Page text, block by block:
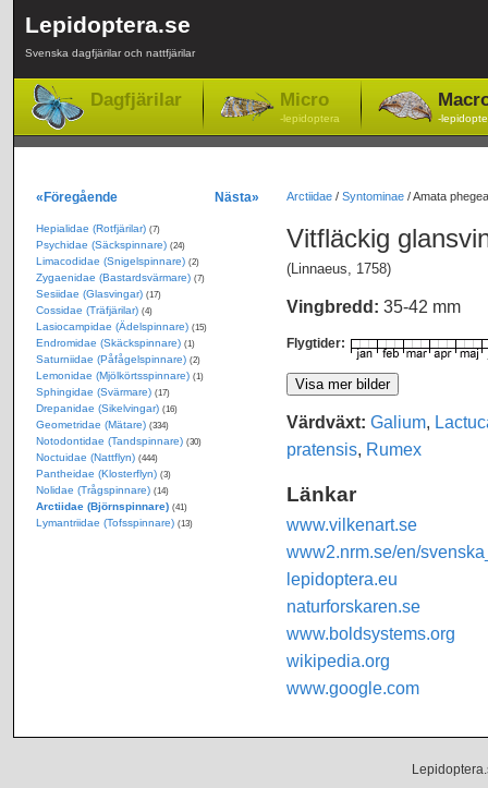
Lepidoptera.se
Svenska dagfjärilar och nattfjärilar
Dagfjärilar Micro
-lepidoptera -
Arctiidae/ Syntominae/Amata
Vitfläckig
(Linnaeus, 1758)
Vingbredd: 35-42 mm
Flygtider:
Värdväxt: Galium,
pratensis, Rumex
Länkar
www.vilkenart.se
www2.nrm.se/en/
lepidoptera.eu
naturforskaren.se
www.boldsystems.org
wikipedia.org
www.google.com
«Föregående Nästa»
Hepialidae (Rotfjärilar) (7)
Psychidae (Säckspinnare) (24)
Limacodidae (Snigelspinnare) (2)
Zygaenidae (Bastardsvärmare) (7)
Sesiidae (Glasvingar) (17)
Cossidae (Träfjärilar) (4)
Lasiocampidae (Ädelspinnare) (15)
Endromidae (Skäckspinnare) (1)
Saturniidae (Påfågelspinnare) (2)
Lemonidae (Mjölkörtsspinnare) (1)
Sphingidae (Svärmare) (17)
Drepanidae (Sikelvingar) (16)
Geometridae (Mätare) (334)
Notodontidae (Tandspinnare) (30)
Noctuidae (Nattflyn) (444)
Pantheidae (Klosterflyn) (3)
Nolidae (Trågspinnare) (14)
Arctiidae (Björnspinnare) (41)
Lymantriidae (Tofsspinnare) (13)